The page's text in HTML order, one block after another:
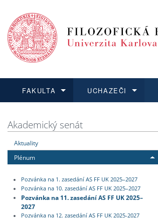
FAKULTA
Dozvědět se více
UCHAZEČI
Podat přihlášku
Dozvědět se více
Dozvědět se více
Dozvědět se více
Akademický senát
Aktuality
Plénum
Pozvánka na 1. zasedání AS FF UK 2025–2027
Pozvánka na 10. zasedání AS FF UK 2025–2027
Pozvánka na 11. zasedání AS FF UK 2025–
2027
Pozvánka na 12. zasedání AS FF UK 2025-2027